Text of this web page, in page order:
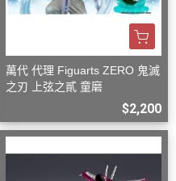
萬代 代理 Figuarts ZERO 鬼滅
之刃 上弦之貳 童磨
$2,200